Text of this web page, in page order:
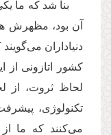
بنا شد که ما
آن بود، مظهرش
دنیاداران
کشور اتازونی از
لحاظ ثروت، از
تکنولوژی،
می‌کنند که ما